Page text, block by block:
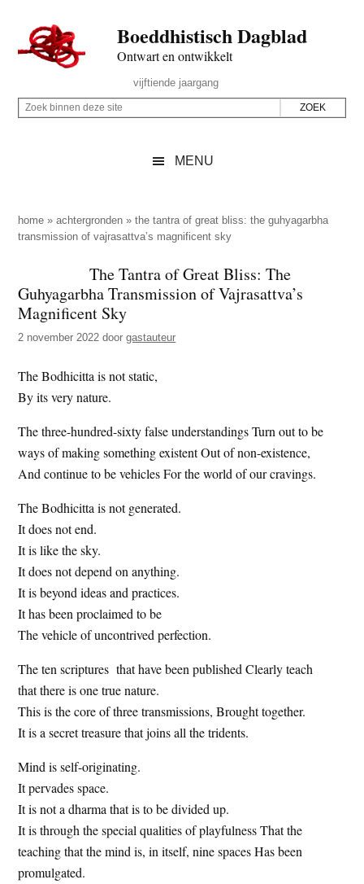
naar
de
inhoud
secondary
naar
de
sidebar
naar
de
Boeddhistisch Dagblad
Ontwart en ontwikkelt
Rechts
vijftiende jaargang
Z
p
d
z
e
s
t
e
Z
i
n
n
d
e
e
s
i
e
MENU
home »achtergronden »the tantra of great bliss: the guhyagarbha
transmission of vajrasattva’s magnificent sky
The Tantra of Great Bliss: The
Guhyagarbha Transmission of Vajrasattva’s
Magnificent Sky
2 november 2022 doorgastauteur
The Bodhicitta is not static,
By its very nature.
The three-hundred-sixty false understandings Turn out to be
ways of making something existent Out of non-existence,
And continue to be vehicles For the world of our cravings.
The Bodhicitta is not generated.
It does not end.
It is like the sky.
It does not depend on anything.
It is beyond ideas and practices.
It has been proclaimed to be
The vehicle of uncontrived perfection.
The ten scriptures that have been published Clearly teach
that there is one true nature.
This is the core of three transmissions, Brought together.
It is a secret treasure that joins all the tridents.
Mind is self-originating.
It pervades space.
It is not a dharma that is to be divided up.
It is through the special qualities of playfulness That the
teaching that the mind is, in itself, nine spaces Has been
promulgated.